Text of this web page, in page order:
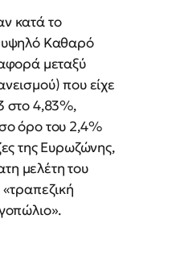
κατά το
υψηλό Καθαρό
μεταξύ
που είχε
στο 4,83%,
όρο του 2,4%
της Ευρωζώνης,
μελέτη του